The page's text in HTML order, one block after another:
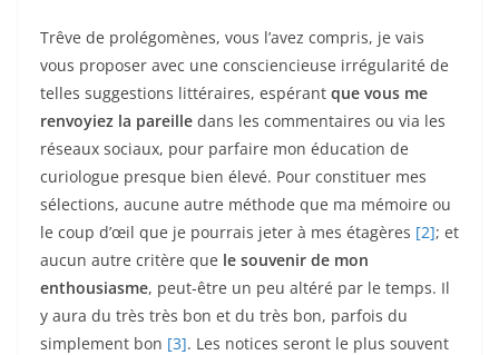
Trêve de prolégomènes, vous l’avez compris, je vais
vous proposer avec une consciencieuse irrégularité de
telles suggestions littéraires, espérant que vous me
renvoyiez la pareille dans les commentaires ou via les
réseaux sociaux, pour parfaire mon éducation de
curiologue presque bien élevé. Pour constituer mes
sélections, aucune autre méthode que ma mémoire ou
le coup d’œil que je pourrais jeter à mes étagères [2]; et
aucun autre critère que le souvenir de mon
enthousiasme, peut-être un peu altéré par le temps. Il
y aura du très très bon et du très bon, parfois du
simplement bon [3]. Les notices seront le plus souvent